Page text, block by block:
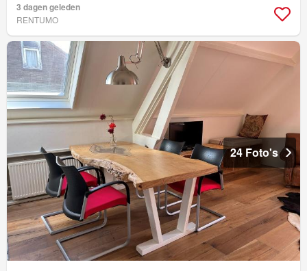
3 dagen geleden
RENTUMO
24 Foto's